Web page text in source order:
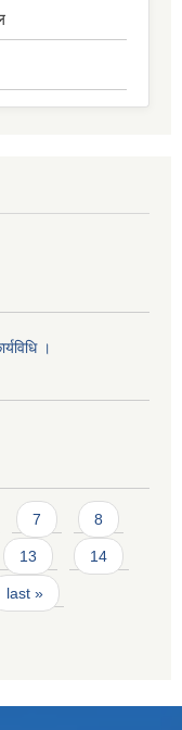
।
7 8
13 14
last »